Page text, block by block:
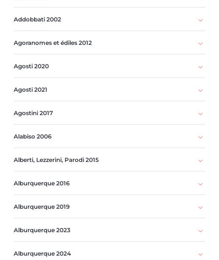
Addobbati 2002
Agoranomes et édiles 2012
Agosti 2020
Agosti 2021
Agostini 2017
Alabiso 2006
Alberti, Lezzerini, Parodi 2015
Alburquerque 2016
Alburquerque 2019
Alburquerque 2023
Alburquerque 2024